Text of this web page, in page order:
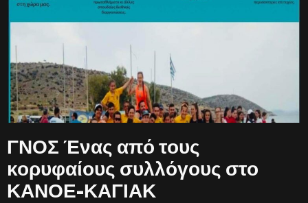
ΓΝΟΣ Ένας από τους
κορυφαίους συλλόγους στο
ΚΑΝΟΕ-ΚΑΓΙΑΚ